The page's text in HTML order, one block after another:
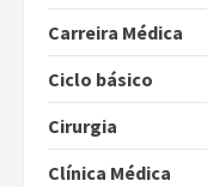
Carreira Médica
Ciclo básico
Cirurgia
Clínica Médica